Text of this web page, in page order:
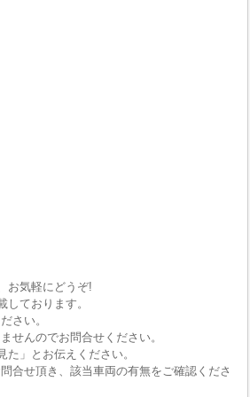
お気軽にどうぞ!
ております。
さい。
せんのでお問合せください。
」とお伝えください。
合せ頂き、該当車両の有無をご確認くださ